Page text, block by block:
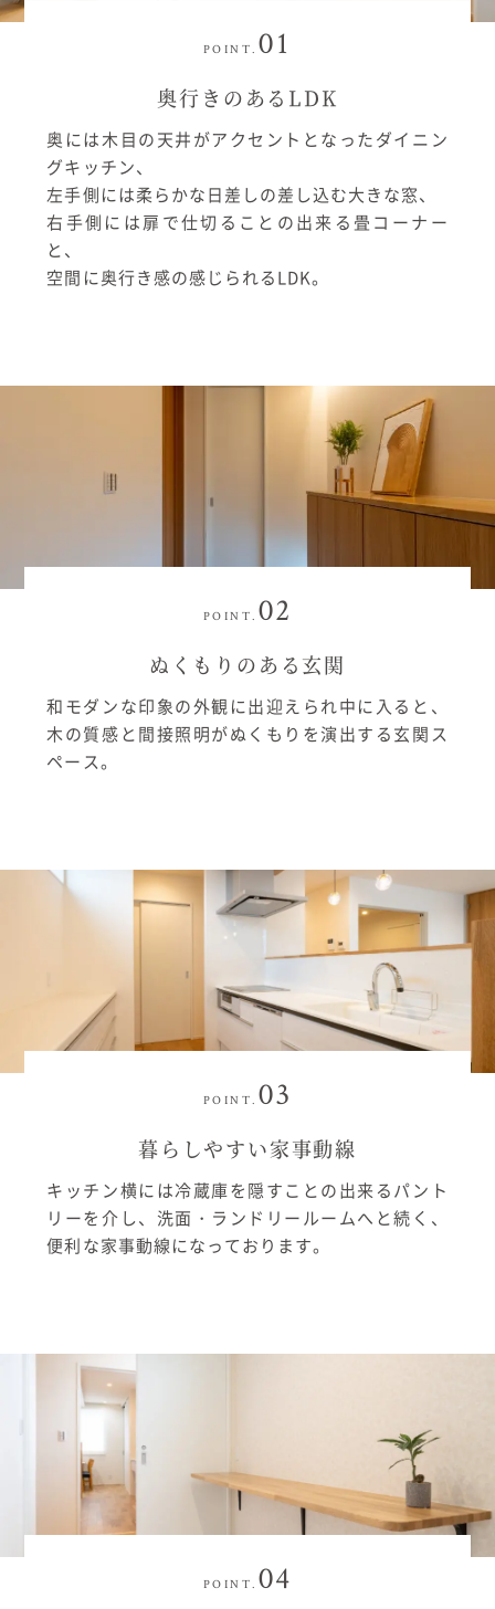
POINT. 01
奥行きのあるLDK
奥には木目の天井がアクセントとなったダイニン
グキッチン、
左手側には柔らかな日差しの差し込む大きな窓、
右手側には扉で仕切ることの出来る畳コーナー
と、
空間に奥行き感の感じられるLDK。
POINT. 02
ぬくもりのある玄関
和モダンな印象の外観に出迎えられ中に入ると、
木の質感と間接照明がぬくもりを演出する玄関ス
ペース。
POINT. 03
暮らしやすい家事動線
キッチン横には冷蔵庫を隠すことの出来るパント
リーを介し、洗面・ランドリールームへと続く、
便利な家事動線になっております。
POINT. 04